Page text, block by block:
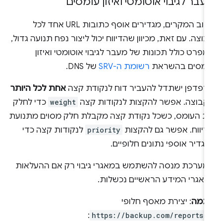
ברוב המקרים, מגדירים אוסף כתובות URL אחד לכל
עם זאת, מכיוון שהדיווח יכול ליצור נפח תנועה גדול,
כולל תכונות של מעבר לגיבוי אוטומטי ואיזון
בהשראתרשומת ה-SRV של DNS.
ישתדל להעביר דוח לנקודת קצהאחת לכל היותר
אפשר להקצות לנקודות קצה weight כדי לחלק
העומס, כשכל נקודת קצה מקבלת חלק מסוים מתנועת
אפשר גם להקצות priority לנקודות קצה כדי
אוספי נתונים חלופיים.
מנסה להשתמש במאגרי גיבוי רק אם ההעלאות
המידע הראשיים נכשלות.
: יצירת מאסף חלופי
https://backup.com/reports
: